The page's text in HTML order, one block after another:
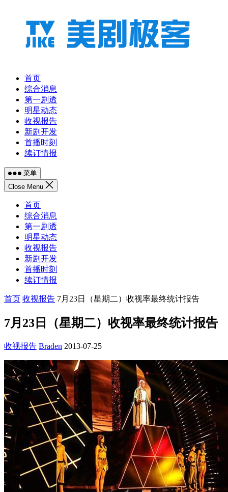
首页
综合消息
第一剧透
明星动态
收视报告
新剧开发
首播时刻
续订情报
菜单
Close Menu
首页
综合消息
第一剧透
明星动态
收视报告
新剧开发
首播时刻
续订情报
首页 收视报告 7月23日（星期二）收视率最终统计报告
7月23日（星期二）收视率最终统计报告
收视报告 Braden 2013-07-25